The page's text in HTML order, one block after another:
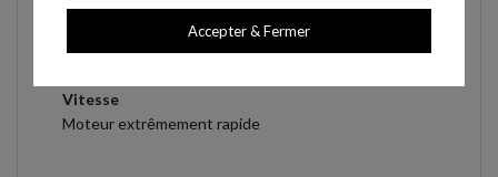
Accepter & Fermer
Cadre parfaitement ajusté pour
une véritable position de
cyclisme
Vitesse
Moteur extrêmement rapide